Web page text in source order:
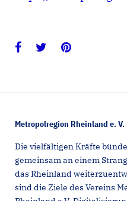
Facebook
TwitterPinterest
Metropolregion Rheinland e. V.
Die vielfältigen Kräfte
gemeinsam an einem
das Rheinland
sind die Ziele des Vereins